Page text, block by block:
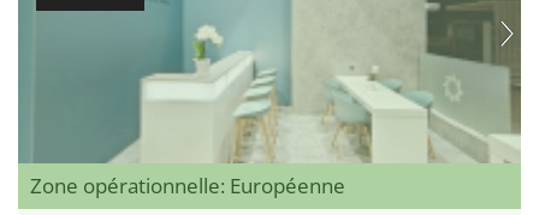
Zone opérationnelle: Européenne